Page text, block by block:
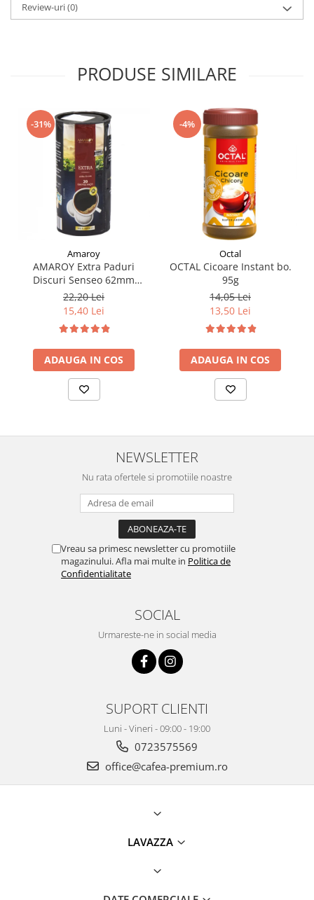
Review-uri(0)
PRODUSE SIMILARE
-31%
Amaroy
AMAROY Extra Paduri
Discuri Senseo 62mm
Monodoze 20buc 140g
22,20 Lei
15,40 Lei
ADAUGA IN COS
-4%
Octal
OCTAL Cicoare Instant bo.
95g
14,05 Lei
13,50 Lei
ADAUGA IN COS
NEWSLETTER
Nu rata ofertele si promotiile noastre
Vreau sa primesc newsletter cu promotiile
magazinului. Afla mai multe in Politica de
Confidentialitate
SOCIAL
Urmareste-ne in social media
SUPORT CLIENTI
Luni - Vineri - 09:00 - 19:00
0723575569
office@cafea-premium.ro
LAVAZZA